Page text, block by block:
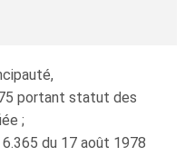
portant statut des
;
6.365 du 17 août 1978